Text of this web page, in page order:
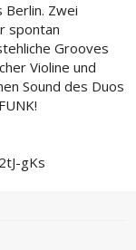
Zwei
spontan
Grooves
Violine und
Sound des Duos
gKs